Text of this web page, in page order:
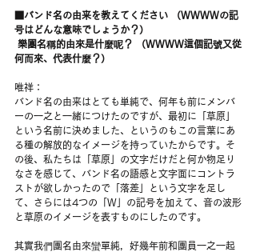
■バンド名の由来を教えてください （WWWWの記
号はどんな意味でしょうか？）
樂團名稱的由來是什麼呢？ （WWWW這個記號又從
何而來、代表什麼？）
唯祥：
バンド名の由来はとても単純で、何年も前にメンバ
ーの一之と一緒につけたのですが、最初に「草原」
という名前に決めました、というのもこの言葉にあ
る種の解放的なイメージを持っていたからです。そ
の後、私たちは「草原」の文字だけだと何か物足り
なさを感じて、バンド名の語感と文字面にコントラ
ストが欲しかったので「落差」という文字を足し
て、さらには4つの「W」の記号を加えて、音の波形
と草原のイメージを表すものにしたのです。
其實我們團名由來蠻單純，好幾年前和團員一之一起